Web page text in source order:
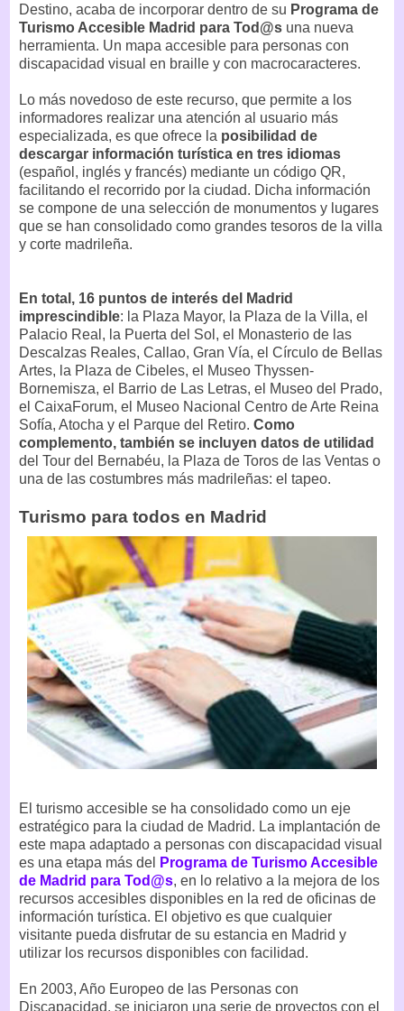
Destino, acaba de incorporar dentro de su Programa de
Turismo Accesible Madrid para Tod@s una nueva
herramienta. Un mapa accesible para personas con
discapacidad visual en braille y con macrocaracteres.
Lo más novedoso de este recurso, que permite a los
informadores realizar una atención al usuario más
especializada, es que ofrece la posibilidad de
descargar información turística en tres idiomas
(español, inglés y francés) mediante un código QR,
facilitando el recorrido por la ciudad. Dicha información
se compone de una selección de monumentos y lugares
que se han consolidado como grandes tesoros de la villa
y corte madrileña.
En total, 16 puntos de interés del Madrid
imprescindible: la Plaza Mayor, la Plaza de la Villa, el
Palacio Real, la Puerta del Sol, el Monasterio de las
Descalzas Reales, Callao, Gran Vía, el Círculo de Bellas
Artes, la Plaza de Cibeles, el Museo Thyssen-
Bornemisza, el Barrio de Las Letras, el Museo del Prado,
el CaixaForum, el Museo Nacional Centro de Arte Reina
Sofía, Atocha y el Parque del Retiro. Como
complemento, también se incluyen datos de utilidad
del Tour del Bernabéu, la Plaza de Toros de las Ventas o
una de las costumbres más madrileñas: el tapeo.
Turismo para todos en Madrid
El turismo accesible se ha consolidado como un eje
estratégico para la ciudad de Madrid. La implantación de
este mapa adaptado a personas con discapacidad visual
es una etapa más del
Programa de Turismo Accesible
de Madrid para Tod@s, en lo relativo a la mejora de los
recursos accesibles disponibles en la red de oficinas de
información turística. El objetivo es que cualquier
visitante pueda disfrutar de su estancia en Madrid y
utilizar los recursos disponibles con facilidad.
En 2003, Año Europeo de las Personas con
Discapacidad, se iniciaron una serie de proyectos con el